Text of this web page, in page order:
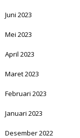
Juni 2023
Mei 2023
April 2023
Maret 2023
Februari 2023
Januari 2023
Desember 2022